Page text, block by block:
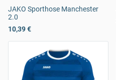
JAKO Sporthose Manchester
2.0
10,39 €